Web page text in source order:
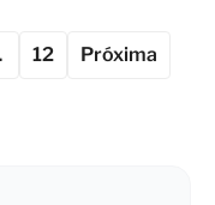
12 Próxima